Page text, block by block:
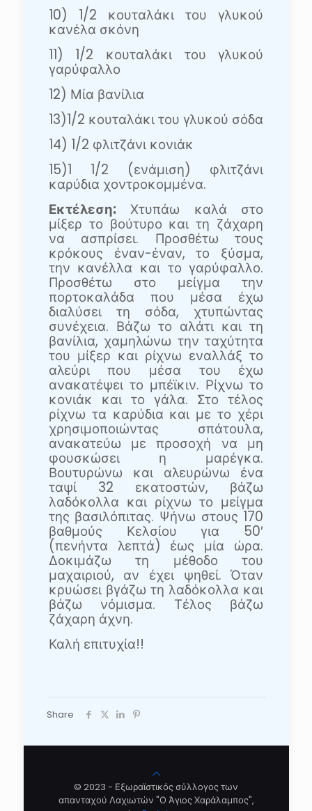
10) 1/2 κουταλάκι του γλυκού
κανέλα σκόνη
11) 1/2 κουταλάκι του γλυκού
γαρύφαλλο
12) Μία βανίλια
13)1/2 κουταλάκι του γλυκού σόδα
14) 1/2 φλιτζάνι κονιάκ
15)1 1/2 (ενάμιση) φλιτζάνι
καρύδια χοντροκομμένα.
Εκτέλεση:Χτυπάω καλά στο
μίξερ το βούτυρο και τη ζάχαρη
να ασπρίσει. Προσθέτω τους
κρόκους έναν-έναν, το ξύσμα,
την κανέλλα και το γαρύφαλλο.
Προσθέτω στο μείγμα την
πορτοκαλάδα που μέσα έχω
διαλύσει τη σόδα, χτυπώντας
συνέχεια. Βάζω το αλάτι και τη
βανίλια, χαμηλώνω την ταχύτητα
του μίξερ και ρίχνω εναλλάξ το
αλεύρι που μέσα του έχω
ανακατέψει το μπέϊκιν. Ρίχνω το
κονιάκ και το γάλα. Στο τέλος
ρίχνω τα καρύδια και με το χέρι
χρησιμοποιώντας σπάτουλα,
ανακατεύω με προσοχή να μη
φουσκώσει η μαρέγκα.
Βουτυρώνω και αλευρώνω ένα
ταψί 32 εκατοστών, βάζω
λαδόκολλα και ρίχνω το μείγμα
της βασιλόπιτας. Ψήνω στους 170
βαθμούς Κελσίου για 50′
(πενήντα λεπτά) έως μία ώρα.
Δοκιμάζω τη μέθοδο του
μαχαιριού, αν έχει ψηθεί. Όταν
κρυώσει βγάζω τη λαδόκολλα και
βάζω νόμισμα. Τέλος βάζω
ζάχαρη άχνη.
Καλή επιτυχία!!
Share
© 2023 - Εξωραϊστικός σύλλογος των
απανταχού Λαχιωτών "Ο Άγιος Χαράλαμπος",